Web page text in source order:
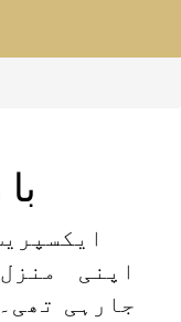
اپنی
جارہی